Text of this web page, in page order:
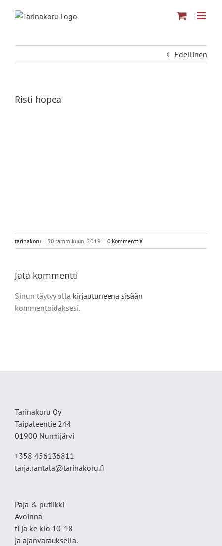
Edellinen
Risti hopea
tarinakoru | 30 tammikuun, 2019 | 0 Kommenttia
Jätä kommentti
Sinun täytyy olla kirjautuneena sisään
kommentoidaksesi.
Tarinakoru Oy
Taipaleentie 244
01900 Nurmijärvi
+358 456136811
tarja.rantala@tarinakoru.fi
Paja & putiikki
Avoinna
ti ja ke klo 10-18
ja ajanvarauksella.